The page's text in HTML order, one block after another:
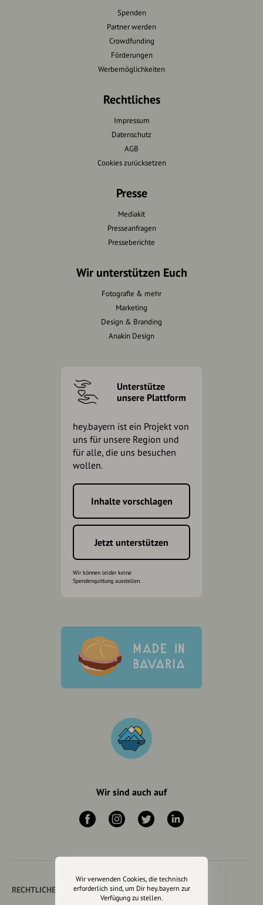
Spenden
Partner werden
Crowdfunding
Förderungen
Werbemöglichkeiten
Rechtliches
Impressum
Datenschutz
AGB
Cookies zurücksetzen
Presse
Mediakit
Presseanfragen
Presseberichte
Wir unterstützen Euch
Fotografie & mehr
Marketing
Design & Branding
Anakin Design
Unterstütze
unsere Plattform
hey.bayern ist ein Projekt von
uns für unsere Region und
für alle, die uns besuchen
wollen.
Inhalte vorschlagen
Jetzt unterstützen
Wir können leider keine
Spendenquittung ausstellen.
Wir sind auch auf
RECHTLICHER HINWEIS UND TRANSPARENZHINWEIS
Wir verwenden Cookies, die technisch
erforderlich sind, um Dir hey.bayern zur
Verfügung zu stellen.